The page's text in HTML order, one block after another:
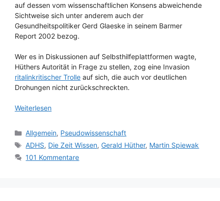
auf dessen vom wissenschaftlichen Konsens abweichende
Sichtweise sich unter anderem auch der
Gesundheitspolitiker Gerd Glaeske in seinem Barmer
Report 2002 bezog.
Wer es in Diskussionen auf Selbsthilfeplattformen wagte,
Hüthers Autorität in Frage zu stellen, zog eine Invasion
ritalinkritischer Trolle auf sich, die auch vor deutlichen
Drohungen nicht zurückschreckten.
Weiterlesen
Kategorien
Allgemein, Pseudowissenschaft
Schlagwörter
ADHS, Die Zeit Wissen,Gerald Hüther, Martin Spiewak
101 Kommentare